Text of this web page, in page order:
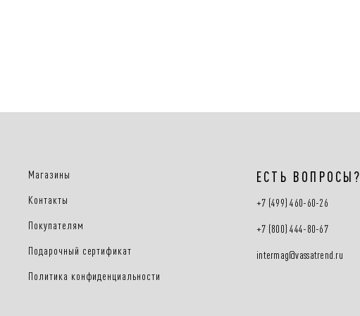
Магазины
Контакты
Покупателям
Подарочный сертификат
Политика конфиденциальности
ЕСТЬ ВОПРОСЫ?
+7 (499) 460-60-26
+7 (800) 444-80-67
intermag@vassatrend.ru